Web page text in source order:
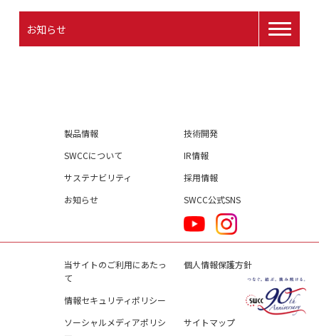
お知らせ
製品情報
技術開発
SWCCについて
IR情報
サステナビリティ
採用情報
お知らせ
SWCC公式SNS
当サイトのご利用にあたっ
て
個人情報保護方針
情報セキュリティポリシー
ソーシャルメディアポリシ
サイトマップ